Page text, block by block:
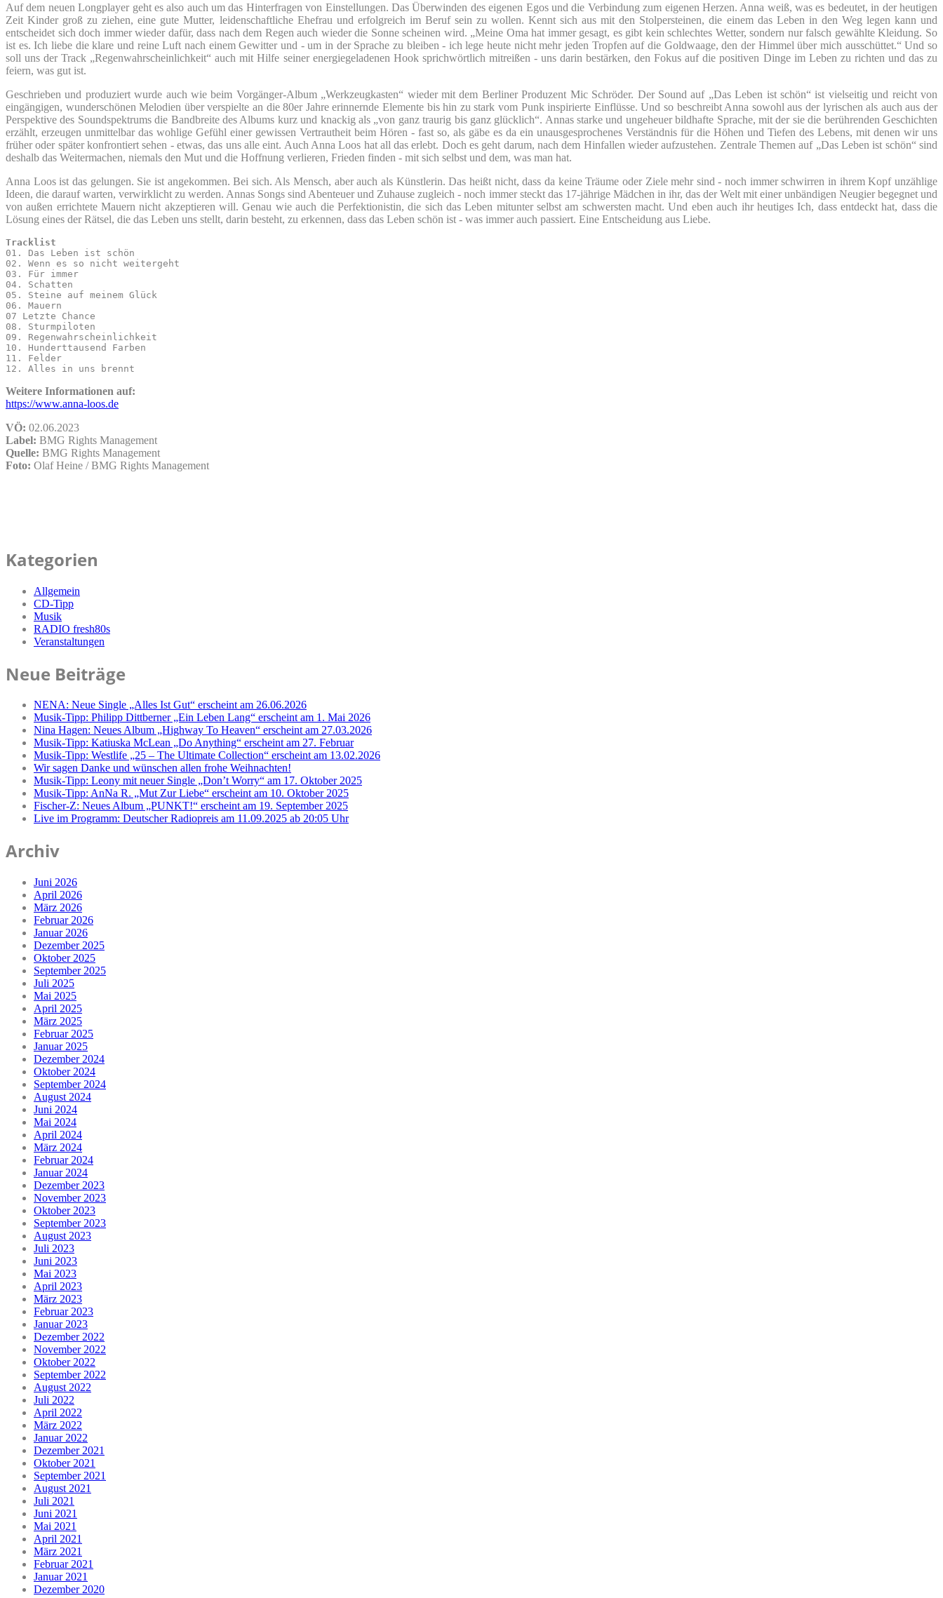
Auf dem neuen Longplayer geht es also auch um das Hinterfragen von Einstellungen. Das Überwinden des eigenen Egos und die Verbindung zum eigenen Herzen. Anna weiß, was es bedeutet, in der heutigen
Zeit Kinder groß zu ziehen, eine gute Mutter, leidenschaftliche Ehefrau und erfolgreich im Beruf sein zu wollen. Kennt sich aus mit den Stolpersteinen, die einem das Leben in den Weg legen kann und
entscheidet sich doch immer wieder dafür, dass nach dem Regen auch wieder die Sonne scheinen wird. „Meine Oma hat immer gesagt, es gibt kein schlechtes Wetter, sondern nur falsch gewählte Kleidung. So
ist es. Ich liebe die klare und reine Luft nach einem Gewitter und - um in der Sprache zu bleiben - ich lege heute nicht mehr jeden Tropfen auf die Goldwaage, den der Himmel über mich ausschüttet.“ Und so
soll uns der Track „Regenwahrscheinlichkeit“ auch mit Hilfe seiner energiegeladenen Hook sprichwörtlich mitreißen - uns darin bestärken, den Fokus auf die positiven Dinge im Leben zu richten und das zu
feiern, was gut ist.
Geschrieben und produziert wurde auch wie beim Vorgänger-Album „Werkzeugkasten“ wieder mit dem Berliner Produzent Mic Schröder. Der Sound auf „Das Leben ist schön“ ist vielseitig und reicht von
eingängigen, wunderschönen Melodien über verspielte an die 80er Jahre erinnernde Elemente bis hin zu stark vom Punk inspirierte Einflüsse. Und so beschreibt Anna sowohl aus der lyrischen als auch aus der
Perspektive des Soundspektrums die Bandbreite des Albums kurz und knackig als „von ganz traurig bis ganz glücklich“. Annas starke und ungeheuer bildhafte Sprache, mit der sie die berührenden Geschichten
erzählt, erzeugen unmittelbar das wohlige Gefühl einer gewissen Vertrautheit beim Hören - fast so, als gäbe es da ein unausgesprochenes Verständnis für die Höhen und Tiefen des Lebens, mit denen wir uns
früher oder später konfrontiert sehen - etwas, das uns alle eint. Auch Anna Loos hat all das erlebt. Doch es geht darum, nach dem Hinfallen wieder aufzustehen. Zentrale Themen auf „Das Leben ist schön“ sind
deshalb das Weitermachen, niemals den Mut und die Hoffnung verlieren, Frieden finden - mit sich selbst und dem, was man hat.
Anna Loos ist das gelungen. Sie ist angekommen. Bei sich. Als Mensch, aber auch als Künstlerin. Das heißt nicht, dass da keine Träume oder Ziele mehr sind - noch immer schwirren in ihrem Kopf unzählige
Ideen, die darauf warten, verwirklicht zu werden. Annas Songs sind Abenteuer und Zuhause zugleich - noch immer steckt das 17-jährige Mädchen in ihr, das der Welt mit einer unbändigen Neugier begegnet und
von außen errichtete Mauern nicht akzeptieren will. Genau wie auch die Perfektionistin, die sich das Leben mitunter selbst am schwersten macht. Und eben auch ihr heutiges Ich, dass entdeckt hat, dass die
Lösung eines der Rätsel, die das Leben uns stellt, darin besteht, zu erkennen, dass das Leben schön ist - was immer auch passiert. Eine Entscheidung aus Liebe.
Tracklist
01. Das Leben ist schön
02. Wenn es so nicht weitergeht
03. Für immer
04. Schatten
05. Steine auf meinem Glück
06. Mauern
07 Letzte Chance
08. Sturmpiloten
09. Regenwahrscheinlichkeit
10. Hunderttausend Farben
11. Felder
Weitere Informationen auf:
https://www.anna-loos.de
VÖ: 02.06.2023
Label: BMG Rights Management
Quelle: BMG Rights Management
Foto: Olaf Heine / BMG Rights Management
Kategorien
Allgemein
CD-Tipp
Musik
RADIO fresh80s
Veranstaltungen
Neue Beiträge
NENA: Neue Single „Alles Ist Gut“ erscheint am 26.06.2026
Musik-Tipp: Philipp Dittberner „Ein Leben Lang“ erscheint am 1. Mai 2026
Nina Hagen: Neues Album „Highway To Heaven“ erscheint am 27.03.2026
Musik-Tipp: Katiuska McLean „Do Anything“ erscheint am 27. Februar
Musik-Tipp: Westlife „25 – The Ultimate Collection“ erscheint am 13.02.2026
Wir sagen Danke und wünschen allen frohe Weihnachten!
Musik-Tipp: Leony mit neuer Single „Don’t Worry“ am 17. Oktober 2025
Musik-Tipp: AnNa R. „Mut Zur Liebe“ erscheint am 10. Oktober 2025
Fischer-Z: Neues Album „PUNKT!“ erscheint am 19. September 2025
Live im Programm: Deutscher Radiopreis am 11.09.2025 ab 20:05 Uhr
Archiv
Juni 2026
April 2026
März 2026
Februar 2026
Januar 2026
Dezember 2025
Oktober 2025
September 2025
Juli 2025
Mai 2025
April 2025
März 2025
Februar 2025
Januar 2025
Dezember 2024
Oktober 2024
September 2024
August 2024
Juni 2024
Mai 2024
April 2024
März 2024
Februar 2024
Januar 2024
Dezember 2023
November 2023
Oktober 2023
September 2023
August 2023
Juli 2023
Juni 2023
Mai 2023
April 2023
März 2023
Februar 2023
Januar 2023
Dezember 2022
November 2022
Oktober 2022
September 2022
August 2022
Juli 2022
April 2022
März 2022
Januar 2022
Dezember 2021
Oktober 2021
September 2021
August 2021
Juli 2021
Juni 2021
Mai 2021
April 2021
März 2021
Februar 2021
Januar 2021
Dezember 2020